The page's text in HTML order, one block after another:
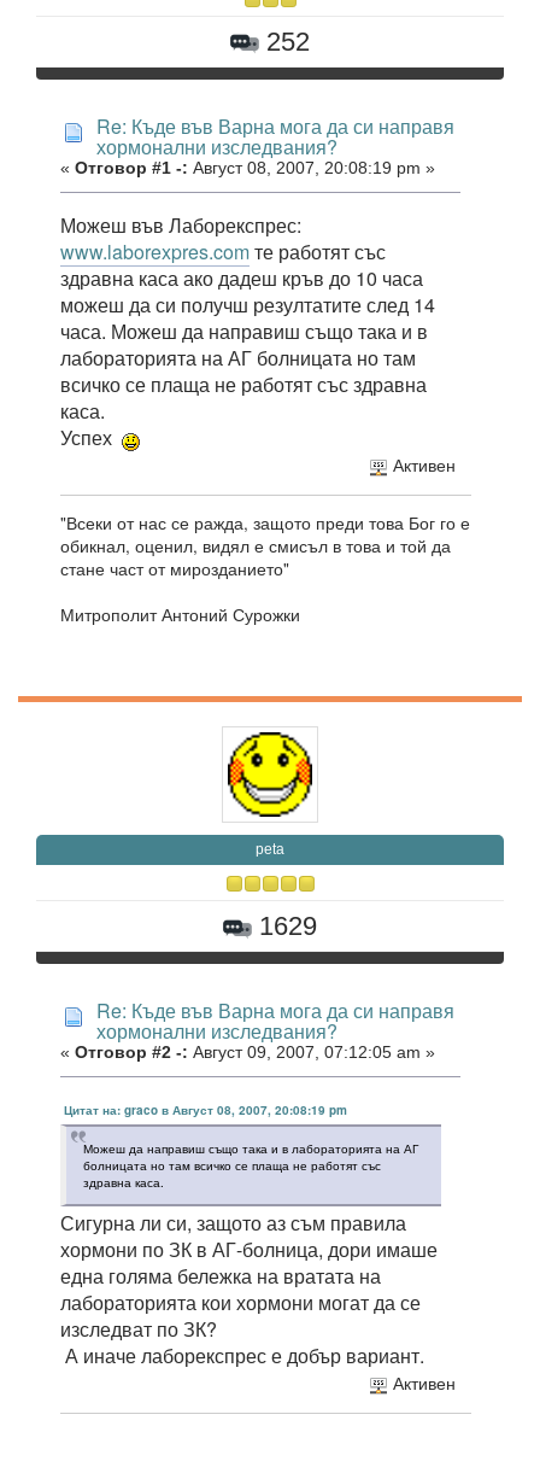
252
Re: Къде във Варна мога да си направя
хормонални изследвания?
« Отговор #1 -: Август 08, 2007, 20:08:19 pm »
Можеш във Лаборекспрес:
www.laborexpres.comте работят със
здравна каса ако дадеш кръв до 10 часа
можеш да си получш резултатите след 14
часа. Можеш да направиш също така и в
лабораторията на АГ болницата но там
всичко се плаща не работят със здравна
каса.
Успех
Активен
"Всеки от нас се ражда, защото преди това Бог го е
обикнал, оценил, видял е смисъл в това и той да
стане част от мирозданието"
Митрополит Антоний Сурожки
peta
1629
Re: Къде във Варна мога да си направя
хормонални изследвания?
« Отговор #2 -: Август 09, 2007, 07:12:05 am »
Цитат на: graco в Август 08, 2007, 20:08:19 pm
Можеш да направиш също така и в лабораторията на АГ
болницата но там всичко се плаща не работят със
здравна каса.
Сигурна ли си, защото аз съм правила
хормони по ЗК в АГ-болница, дори имаше
една голяма бележка на вратата на
лабораторията кои хормони могат да се
изследват по ЗК?
А иначе лаборекспрес е добър вариант.
Активен